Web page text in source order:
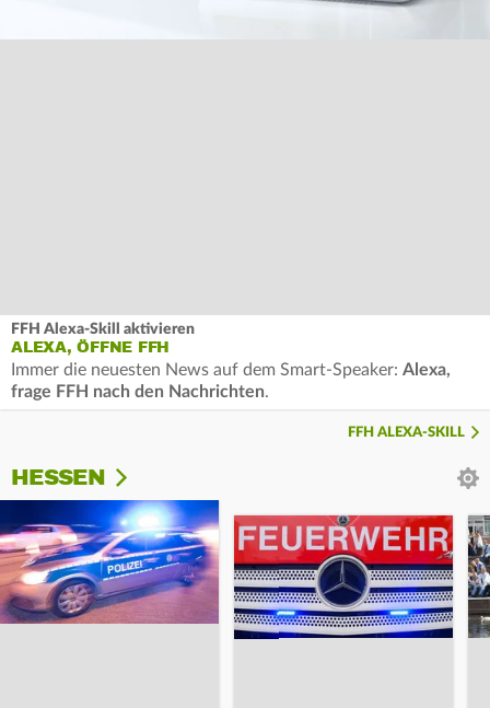
FFH Alexa-Skill aktivieren
ALEXA, ÖFFNE FFH
Immer die neuesten News auf dem Smart-Speaker: Alexa,
frage FFH nach den Nachrichten.
FFH ALEXA-SKILL
HESSEN